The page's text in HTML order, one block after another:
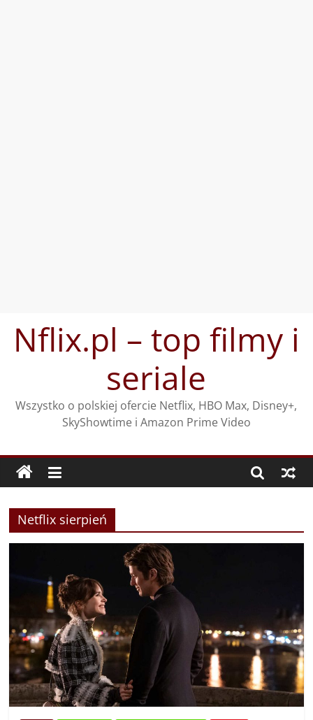
treściNflix.pl – top filmy i
seriale
Wszystko o polskiej ofercie Netflix, HBO Max, Disney+,
SkyShowtime i Amazon Prime Video
Netflix sierpień